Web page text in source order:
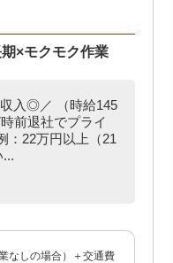
×モクモク作業
入◎／ （時給145
前退社でプライ
22万円以上（21
なしの場合）＋交通費